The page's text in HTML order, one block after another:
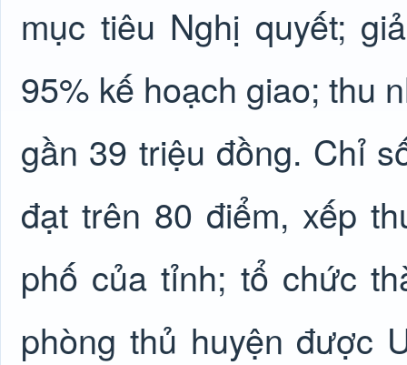
mục tiêu Nghị quyết;
95% kế hoạch giao; thu
gần 39 triệu đồng. Chỉ
đạt trên 80 điểm, xếp
phố của tỉnh; tổ chức
phòng thủ huyện được